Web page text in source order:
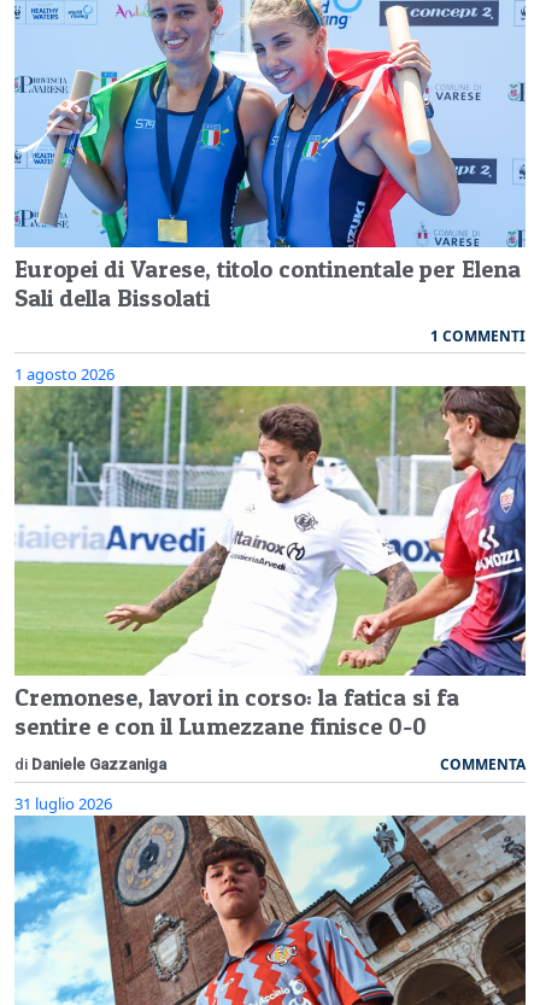
Europei di Varese, titolo continentale per Elena
Sali della Bissolati
1 COMMENTI
1 agosto 2026
Cremonese, lavori in corso: la fatica si fa
sentire e con il Lumezzane finisce 0-0
di Daniele Gazzaniga COMMENTA
31 luglio 2026